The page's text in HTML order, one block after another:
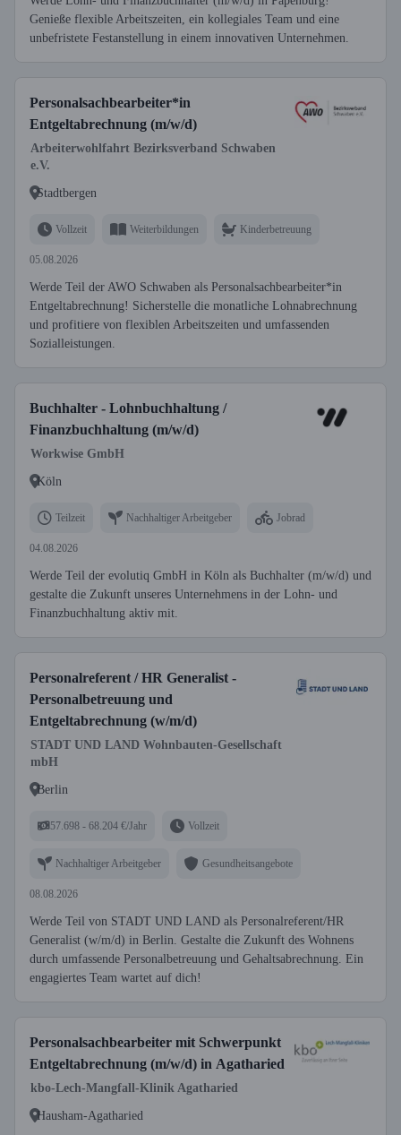
Genieße flexible Arbeitszeiten, ein kollegiales Team und eine
unbefristete Festanstellung in einem innovativen Unternehmen.
Personalsachbearbeiter*in
Entgeltabrechnung (m/w/d)
Arbeiterwohlfahrt Bezirksverband Schwaben
e.V.
Stadtbergen
Vollzeit Weiterbildungen Kinderbetreuung
05.08.2026
Werde Teil der AWO Schwaben als Personalsachbearbeiter*in
Entgeltabrechnung! Sicherstelle die monatliche Lohnabrechnung
und profitiere von flexiblen Arbeitszeiten und umfassenden
Sozialleistungen.
Buchhalter - Lohnbuchhaltung /
Finanzbuchhaltung (m/w/d)
Workwise GmbH
Köln
Teilzeit Nachhaltiger Arbeitgeber Jobrad
04.08.2026
Werde Teil der evolutiq GmbH in Köln als Buchhalter (m/w/d) und
gestalte die Zukunft unseres Unternehmens in der Lohn- und
Finanzbuchhaltung aktiv mit.
Personalreferent / HR Generalist -
Personalbetreuung und
Entgeltabrechnung (w/m/d)
STADT UND LAND Wohnbauten-Gesellschaft
mbH
Berlin
57.698 - 68.204 €/Jahr Vollzeit
Nachhaltiger Arbeitgeber Gesundheitsangebote
08.08.2026
Werde Teil von STADT UND LAND als Personalreferent/HR
Generalist (w/m/d) in Berlin. Gestalte die Zukunft des Wohnens
durch umfassende Personalbetreuung und Gehaltsabrechnung. Ein
engagiertes Team wartet auf dich!
Personalsachbearbeiter mit Schwerpunkt
Entgeltabrechnung (m/w/d) in Agatharied
kbo-Lech-Mangfall-Klinik Agatharied
Hausham-Agatharied